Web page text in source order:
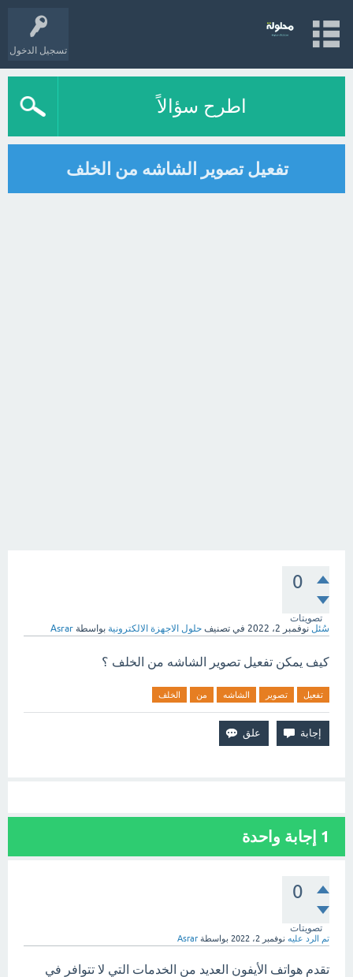
تسجيل الدخول
اطرح سؤالاً
تفعيل تصوير الشاشه من الخلف
0
تصويتات
سُئل نوفمبر 2، 2022 في تصنيف حلول الاجهزة الالكترونية بواسطة Asrar
كيف يمكن تفعيل تصوير الشاشه من الخلف ؟
تفعيل تصوير الشاشه من الخلف
1 إجابة واحدة
0
تصويتات
تم الرد عليه نوفمبر 2، 2022 بواسطة Asrar
تقدم هواتف الأيفون العديد من الخدمات التي لا تتوافر في